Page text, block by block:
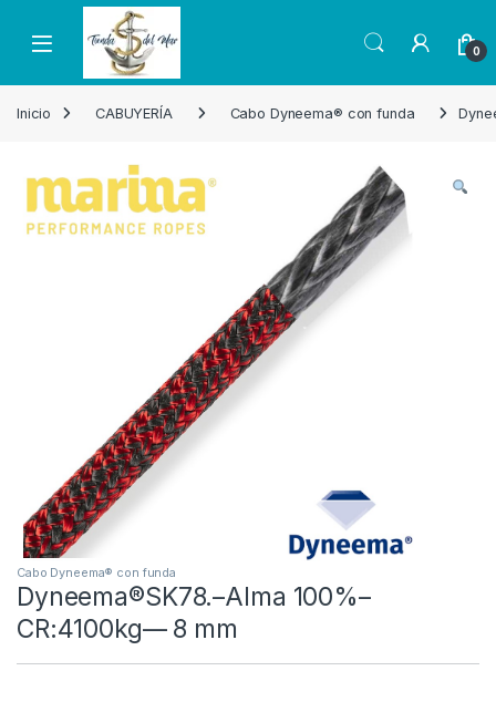
Skip to navigation
Skip to content
Open 0
Inicio CABUYERÍA Cabo Dyneema® con funda
Cabo Dyneema® con funda
Dyneema®SK78.–Alma 100%–
CR:4100kg–– 8 mm